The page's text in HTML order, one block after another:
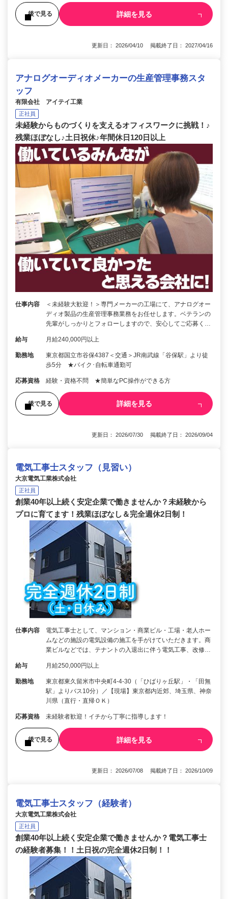
後で見る 詳細を見る
更新日： 2026/04/10 掲載終了日： 2027/04/16
アナログオーディオメーカーの生産管理事務スタ
ッフ
有限会社 アイテイ工業
正社員
未経験からものづくりを支えるオフィスワークに挑戦！♪
残業ほぼなし♪土日祝休♪年間休日120日以上
仕事内容
＜未経験大歓迎！＞専門メーカーの工場にて、アナログオー
ディオ製品の生産管理事務業務をお任せします。ベテランの
先輩がしっかりとフォローしますので、安心してご応募く…
給与 月給240,000円以上
勤務地
東京都国立市谷保4387＜交通＞JR南武線「谷保駅」より徒
歩5分 ★バイク･自転車通勤可
応募資格 経験・資格不問 ★簡単なPC操作ができる方
後で見る 詳細を見る
更新日： 2026/07/30 掲載終了日： 2026/09/04
電気工事士スタッフ（見習い）
大京電気工業株式会社
正社員
創業40年以上続く安定企業で働きませんか？未経験から
プロに育てます！残業ほぼなし＆完全週休2日制！
仕事内容
電気工事士として、マンション・商業ビル・工場・老人ホー
ムなどの施設の電気設備の施工を手がけていただきます。商
業ビルなどでは、テナントの入退出に伴う電気工事、改修…
給与 月給250,000円以上
勤務地
東京都東久留米市中央町4-4-30（「ひばりヶ丘駅」・「田無
駅」よりバス10分）／【現場】東京都内近郊、埼玉県、神奈
川県（直行・直帰ＯＫ）
応募資格 未経験者歓迎！イチから丁寧に指導します！
後で見る 詳細を見る
更新日： 2026/07/08 掲載終了日： 2026/10/09
電気工事士スタッフ（経験者）
大京電気工業株式会社
正社員
創業40年以上続く安定企業で働きませんか？電気工事士
の経験者募集！！土日祝の完全週休2日制！！